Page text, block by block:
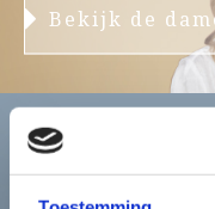
Bekijk de